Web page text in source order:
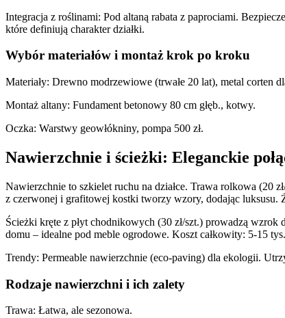
Integracja z roślinami: Pod altaną rabata z paprociami.
które definiują charakter działki.
Wybór materiałów i montaż krok po kroku
Materiały: Drewno modrzewiowe (trwałe 20 lat), metal corten
Montaż altany: Fundament betonowy 80 cm głęb., kotwy.
Oczka: Warstwy geowłókniny, pompa 500 zł.
Nawierzchnie i ścieżki: Eleganckie
Nawierzchnie to szkielet ruchu na działce. Trawa rolkowa (20
z czerwonej i grafitowej kostki tworzy wzory, dodając luksusu.
Ścieżki kręte z płyt chodnikowych (30 zł/szt.) prowadzą wzrok
domu – idealne pod meble ogrodowe. Koszt całkowity: 5-15
Trendy: Permeable nawierzchnie (eco-paving) dla ekologii.
Rodzaje nawierzchni i ich zalety
Trawa: Łatwa, ale sezonowa.